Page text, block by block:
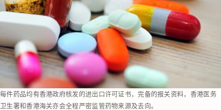
每件药品均有香港政府核发的进出口许可证书，完备的报关资料，香港医务
卫生署和香港海关亦会全程严密监管药物来源及去向。